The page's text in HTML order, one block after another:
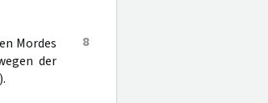
8
Mordes
der
).